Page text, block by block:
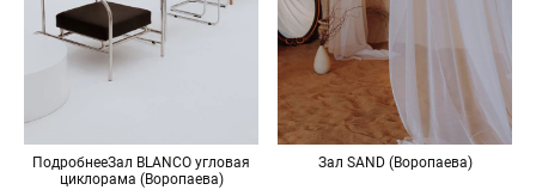
ПодробнееЗал BLANCO угловая
циклорама (Воропаева)
Зал SAND (Воропаева)